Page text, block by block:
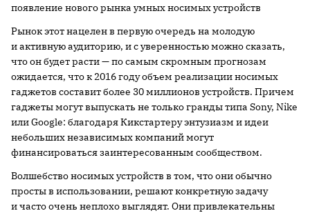
появление нового рынка умных носимых устройств
Рынок этот нацелен в первую очередь на молодую
и активную аудиторию, и с уверенностью можно сказать,
что он будет расти — по самым скромным прогнозам
ожидается, что к 2016 году объем реализации носимых
гаджетов составит более 30 миллионов устройств. Причем
гаджеты могут выпускать не только гранды типа Sony, Nike
или Google: благодаря Кикстартеру энтузиазм и идеи
небольших независимых компаний могут
финансироваться заинтересованным сообществом.
Волшебство носимых устройств в том, что они обычно
просты в использовании, решают конкретную задачу
и часто очень неплохо выглядят. Они привлекательны